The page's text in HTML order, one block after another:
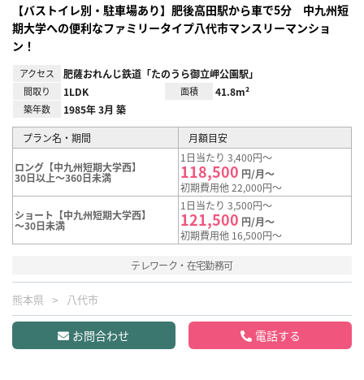
【バストイレ別・駐車場あり】肥後高田駅から車で5分 中九州短
期大学への便利なファミリータイプ八代市マンスリーマンショ
ン！
アクセス 肥薩おれんじ鉄道「たのうら御立岬公園駅」
間取り 1LDK 面積 41.8m²
築年数 1985年 3月 築
プラン名・期間 月額目安
ロング【中九州短期大学西】
30日以上～360日未満
1日当たり 3,400円～
118,500 円/月～
初期費用他 22,000円～
ショート【中九州短期大学西】
～30日未満
1日当たり 3,500円～
121,500 円/月～
初期費用他 16,500円～
テレワーク・在宅勤務可
熊本県 八代市
お問合わせ 電話する